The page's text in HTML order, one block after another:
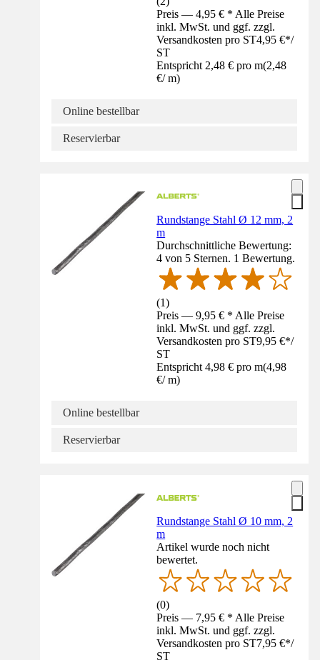
Preis — 4,95 € * Alle Preise
inkl. MwSt. und ggf. zzgl.
Versandkosten pro ST4,95 €*/
ST
Entspricht 2,48 € pro m(2,48
€/ m)
Online bestellbar
Reservierbar
Rundstange Stahl Ø 12 mm, 2
m
Durchschnittliche Bewertung:
4 von 5 Sternen. 1 Bewertung.
(1)
Preis — 9,95 € * Alle Preise
inkl. MwSt. und ggf. zzgl.
Versandkosten pro ST9,95 €*/
ST
Entspricht 4,98 € pro m(4,98
€/ m)
Online bestellbar
Reservierbar
Rundstange Stahl Ø 10 mm, 2
m
Artikel wurde noch nicht
bewertet.
(0)
Preis — 7,95 € * Alle Preise
inkl. MwSt. und ggf. zzgl.
Versandkosten pro ST7,95 €*/
ST